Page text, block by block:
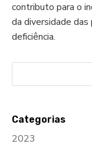
contributo para o
da diversidade
deficiência.
Categorias
2023